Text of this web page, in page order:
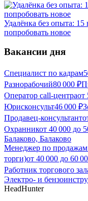
Удалёнка без опыта: 15
попробовать новое
Вакансии дня
Специалист по кадрам
Разнорабочий80 000 ₽
Оператор call-центраот
Юрисконсульт46 000 ₽
Продавец-консультант
Охранникот 40 000 до
Балаково, Балаково
Менеджер по
торги)от 40 000 до 60
Работник торгового
Электро- и
HeadHunter